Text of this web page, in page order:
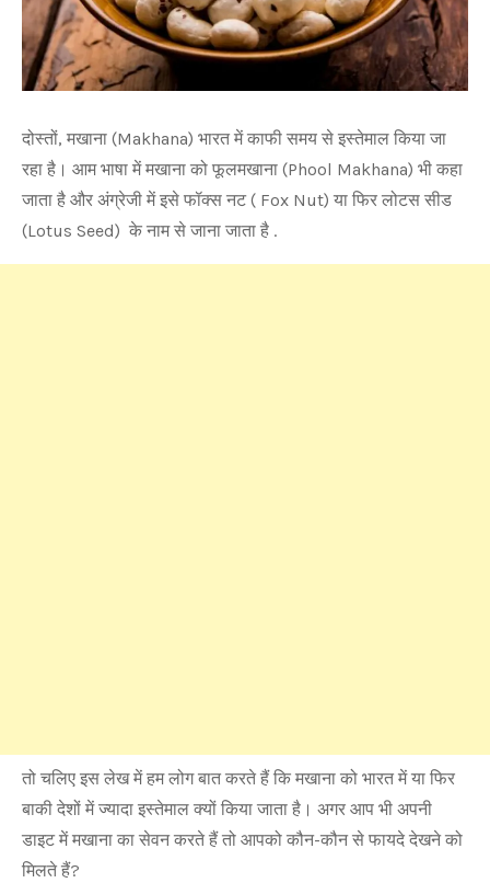
दोस्तों, मखाना (Makhana) भारत में काफी समय से इस्तेमाल किया जा
रहा है। आम भाषा में मखाना को फूलमखाना (Phool Makhana) भी कहा
जाता है और अंग्रेजी में इसे फॉक्स नट ( Fox Nut) या फिर लोटस सीड
(Lotus Seed) के नाम से जाना जाता है .
तो चलिए इस लेख में हम लोग बात करते हैं कि मखाना को भारत में या फिर
बाकी देशों में ज्यादा इस्तेमाल क्यों किया जाता है। अगर आप भी अपनी
डाइट में मखाना का सेवन करते हैं तो आपको कौन-कौन से फायदे देखने को
मिलते हैं?